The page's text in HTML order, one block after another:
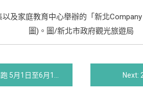
及家庭教育中心舉辦的「新北
圖)。圖/新北市政府觀光旅遊局
6月15日受理線上報名 Next: